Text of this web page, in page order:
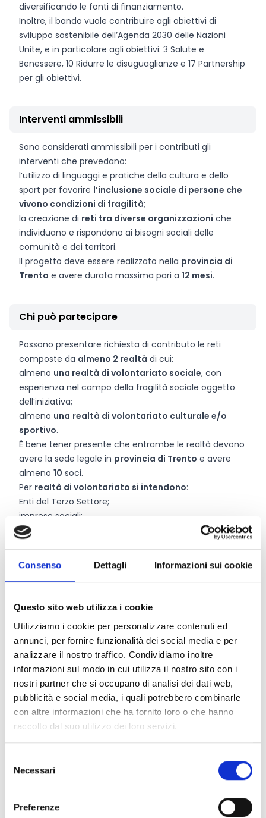
Consenso Dettagli Informazioni sui cookie
Questo sito web utilizza i cookie
Utilizziamo i cookie per personalizzare contenuti ed
annunci, per fornire funzionalità dei social media e per
analizzare il nostro traffico. Condividiamo inoltre
informazioni sul modo in cui utilizza il nostro sito con i
nostri partner che si occupano di analisi dei dati web,
pubblicità e social media, i quali potrebbero combinarle
con altre informazioni che ha fornito loro o che hanno
raccolto dal suo utilizzo dei loro servizi.
delNecessari
Preferenze
diversificando le fonti di finanziamento.
Inoltre, il bando vuole contribuire agli obiettivi di
sviluppo sostenibile dell’Agenda 2030 delle Nazioni
Unite, e in particolare agli obiettivi: 3 Salute e
Benessere, 10 Ridurre le disuguaglianze e 17 Partnership
per gli obiettivi.
Interventi ammissibili
Sono considerati ammissibili per i contributi gli
interventi che prevedano:
l’utilizzo di linguaggi e pratiche della cultura e dello
sport per favorire l’inclusione sociale di persone che
vivono condizioni di fragilità;
la creazione di reti tra diverse organizzazioni che
individuano e rispondono ai bisogni sociali delle
comunità e dei territori.
Il progetto deve essere realizzato nella provincia di
Trento e avere durata massima pari a 12 mesi.
Chi può partecipare
Possono presentare richiesta di contributo le reti
composte da almeno 2 realtà di cui:
almeno una realtà di volontariato sociale, con
esperienza nel campo della fragilità sociale oggetto
dell’iniziativa;
almeno una realtà di volontariato culturale e/o
sportivo.
È bene tener presente che entrambe le realtà devono
avere la sede legale in provincia di Trento e avere
almeno 10 soci.
Per realtà di volontariato si intendono:
Enti del Terzo Settore;
imprese sociali;
associazioni;
cooperative sociali;
Entità del contributo
Dotazione finanziaria complessiva:180.000 Euro
Contributo massimo per progetto: 15.000 Euro
Quota di cofinanziamento:80%
Link e Documenti
Bando
Si consiglia di consultare regolarmente il sito web
informazioni addizionali.